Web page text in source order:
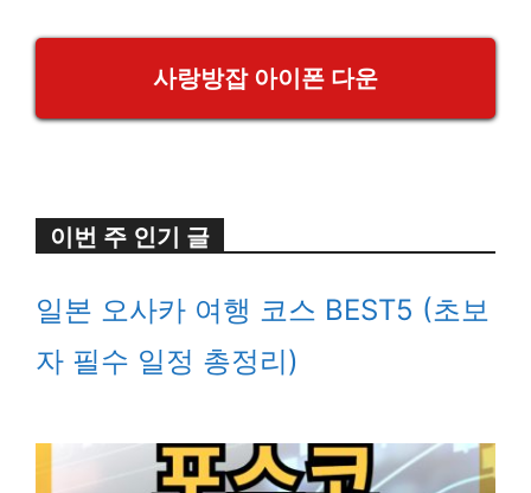
사랑방잡 아이폰 다운
이번 주 인기 글
일본 오사카 여행 코스 BEST5 (초보
자 필수 일정 총정리)